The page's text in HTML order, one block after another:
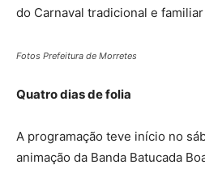
do Carnaval tradicional e
Fotos Prefeitura de Morretes
Quatro dias de folia
A programação teve início no
animação da Banda Batucada